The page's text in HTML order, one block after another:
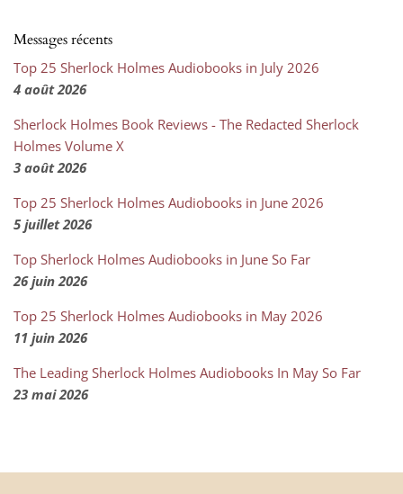
Messages récents
Top 25 Sherlock Holmes Audiobooks in July 2026
4 août 2026
Sherlock Holmes Book Reviews - The Redacted Sherlock
Holmes Volume X
3 août 2026
Top 25 Sherlock Holmes Audiobooks in June 2026
5 juillet 2026
Top Sherlock Holmes Audiobooks in June So Far
26 juin 2026
Top 25 Sherlock Holmes Audiobooks in May 2026
11 juin 2026
The Leading Sherlock Holmes Audiobooks In May So Far
23 mai 2026